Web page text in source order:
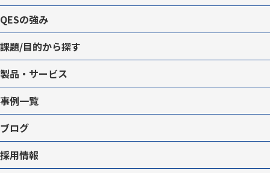
QESの強み
課題/目的から探す
製品・サービス
事例一覧
ブログ
採用情報